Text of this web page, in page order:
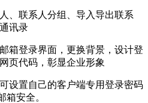
、联系人分组、导入导出联系
讯录
箱登录界面，更换背景，设计登
页代码，彰显企业形象
设置自己的客户端专用登录密码
箱安全。